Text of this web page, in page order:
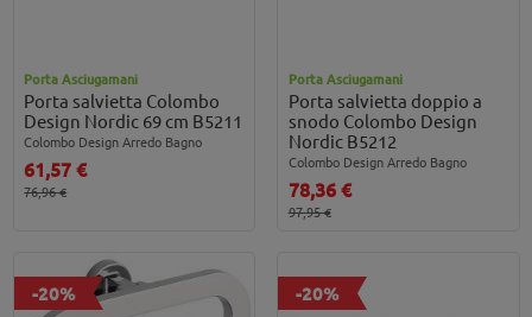
Porta Asciugamani
Porta salvietta Colombo
Design Nordic 69 cm B5211
Colombo Design Arredo Bagno
61,57 €
76,96 €
Porta Asciugamani
Porta salvietta doppio a
snodo Colombo Design
Nordic B5212
Colombo Design Arredo Bagno
78,36 €
97,95 €
-20% -20%